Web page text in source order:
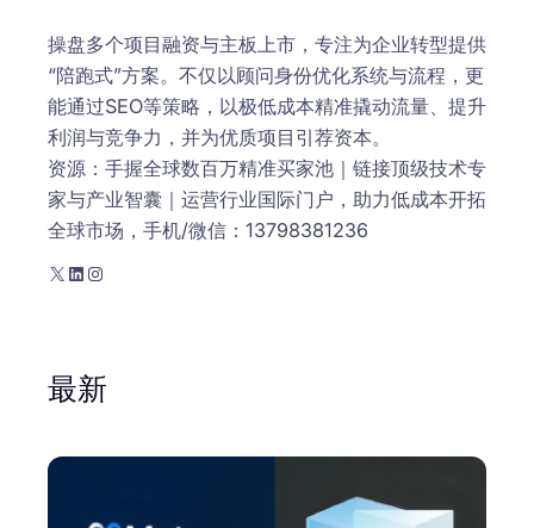
操盘多个项目融资与主板上市，专注为企业转型提供
“陪跑式”方案。不仅以顾问身份优化系统与流程，更
能通过SEO等策略，以极低成本精准撬动流量、提升
利润与竞争力，并为优质项目引荐资本。
资源：手握全球数百万精准买家池｜链接顶级技术专
家与产业智囊｜运营行业国际门户，助力低成本开拓
全球市场，手机/微信：13798381236
X LinkedIn Instagram
最新